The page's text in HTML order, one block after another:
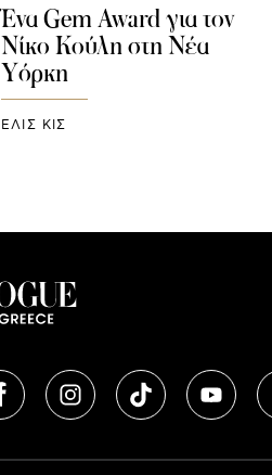
Ένα Gem Award για τον
Νίκο Κούλη στη Νέα
Υόρκη
ΕΛΙΣ ΚΙΣ